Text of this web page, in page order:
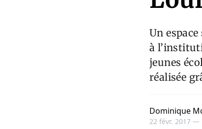
Un
à
jeunes
réalisée
Dominique
22 févr. 2017 —